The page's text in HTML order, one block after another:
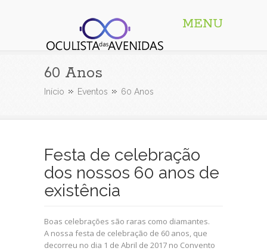
MENU
60 Anos
Início Eventos 60 Anos
Festa de celebração
dos nossos 60 anos de
existência
Boas celebrações são raras como diamantes.
A nossa festa de celebração de 60 anos, que
decorreu no dia 1 de Abril de 2017 no Convento